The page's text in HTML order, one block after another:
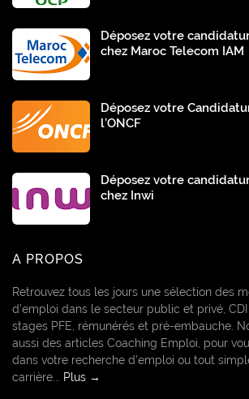
Déposez votre
chez Maroc Telecom IAM
Déposez votre
l’ONCF
Déposez votre
chez Inwi
A PROPOS
Retrouvez tous les jours une sélection des
d’emploi dans le secteur public et privé,
stages PFE, rémunérés et pré-embauche.
aussi des articles Coaching Emploi, pour
dans votre recherche d’emploi ou tout
carrière...
Plus →